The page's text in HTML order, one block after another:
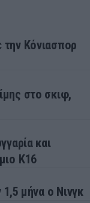
Κόνιασπορ
στο σκιφ,
και
Κ16
μήνα ο Νινγκ